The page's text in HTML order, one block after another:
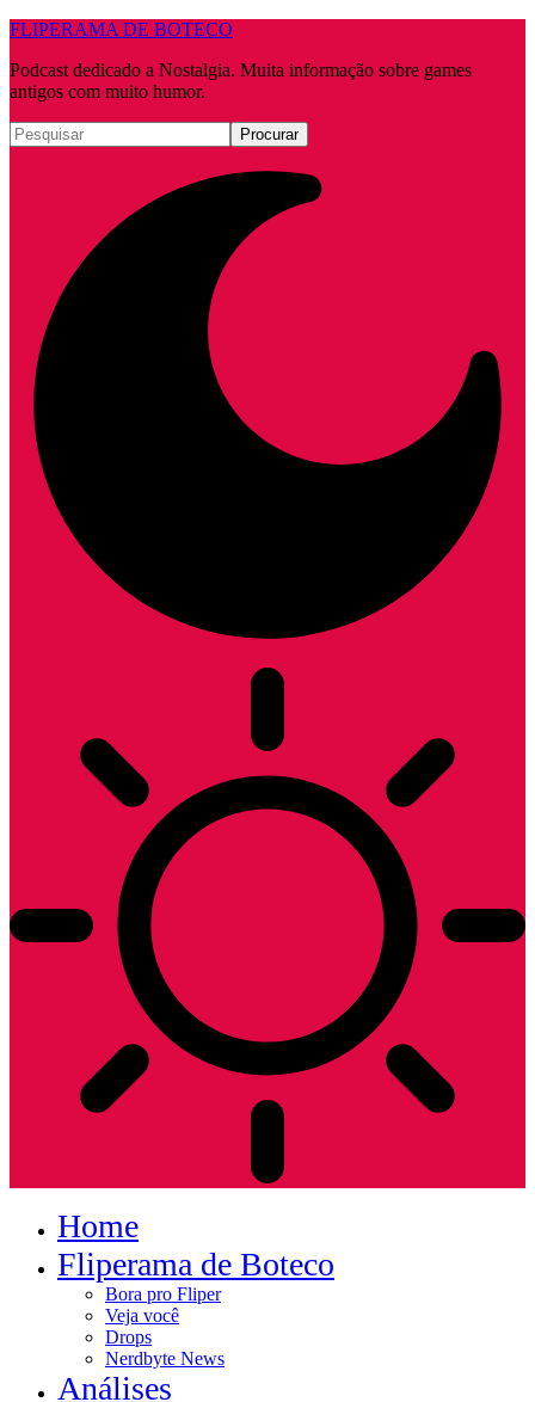
FLIPERAMA DE BOTECO
Podcast dedicado a Nostalgia. Muita informação sobre games
antigos com muito humor.
Home
Fliperama de Boteco
Bora pro Fliper
Veja você
Drops
Nerdbyte News
Análises